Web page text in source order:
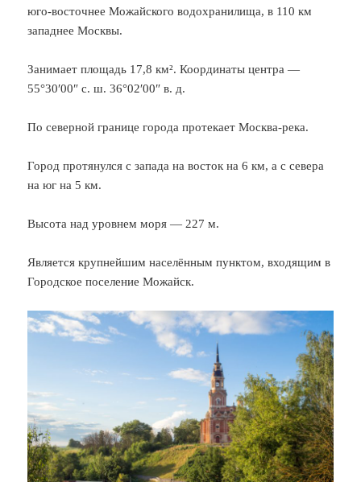
юго-восточнее Можайского водохранилища, в 110 км
западнее Москвы.
Занимает площадь 17,8 км². Координаты центра —
55°30′00″ с. ш. 36°02′00″ в. д.
По северной границе города протекает Москва-река.
Город протянулся с запада на восток на 6 км, а с севера
на юг на 5 км.
Высота над уровнем моря — 227 м.
Является крупнейшим населённым пунктом, входящим в
Городское поселение Можайск.